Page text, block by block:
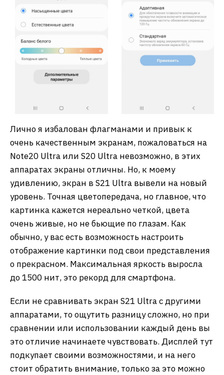
Лично я избалован флагманами и привык к
очень качественным экранам, пожаловаться на
Note20 Ultra или S20 Ultra невозможно, в этих
аппаратах экраны отличны. Но, к моему
удивлению, экран в S21 Ultra вывели на новый
уровень. Точная цветопередача, но главное, что
картинка кажется нереально четкой, цвета
очень живые, но не бьющие по глазам. Как
обычно, у вас есть возможность настроить
отображение картинки под свои представления
о прекрасном. Максимальная яркость выросла
до 1500 нит, это рекорд для смартфона.
Если не сравнивать экран S21 Ultra с другими
аппаратами, то ощутить разницу сложно, но при
сравнении или использовании каждый день вы
это отличие начинаете чувствовать. Дисплей тут
подкупает своими возможностями, и на него
стоит обратить внимание, только за это можно